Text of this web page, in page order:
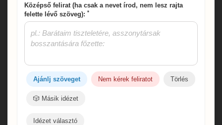
Középső felirat (ha csak a nevet írod, nem lesz rajta
felette lévő szöveg): *
Ajánlj szöveget Nem kérek feliratot Törlés
🎲 Másik idézet
Idézet választó